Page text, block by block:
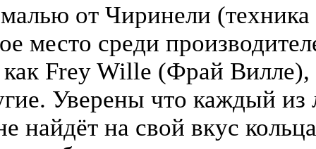
от Чиринели (техника
место среди
Frey Wille (Фрай
Уверены что каждый
найдёт на свой вкус